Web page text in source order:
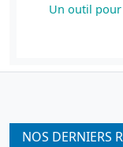
Un outil pour
NOS DERNIERS